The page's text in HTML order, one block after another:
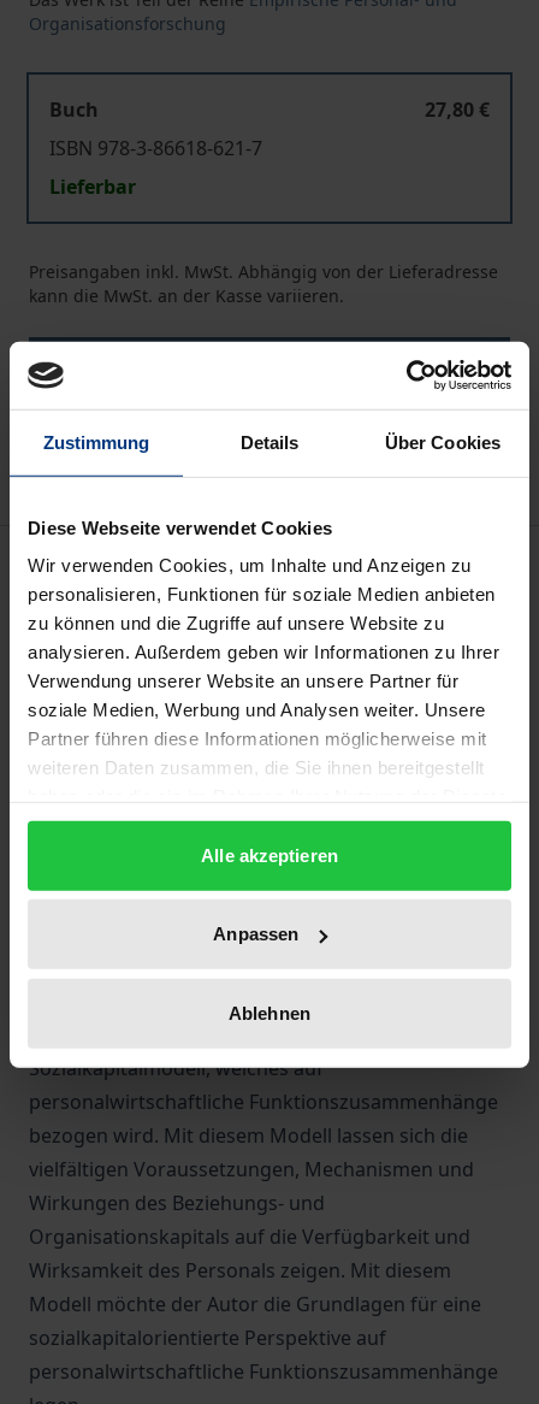
Zustimmung Details Über Cookies
Diese Webseite verwendet Cookies
Wir verwenden Cookies, um Inhalte und Anzeigen zu
personalisieren, Funktionen für soziale Medien anbieten
zu können und die Zugriffe auf unsere Website zu
analysieren. Außerdem geben wir Informationen zu Ihrer
Verwendung unserer Website an unsere Partner für
soziale Medien, Werbung und Analysen weiter. Unsere
Partner führen diese Informationen möglicherweise mit
weiteren Daten zusammen, die Sie ihnen bereitgestellt
gesammelt haben.
Alle akzeptieren
Anpassen
Ablehnen
Organisationsforschung
Buch
27,80 €
ISBN 978-3-86618-621-7
Lieferbar
Preisangaben inkl. MwSt. Abhängig von der Lieferadresse
kann die MwSt. an der Kasse variieren.
Zur Wunschliste hinzufügen
Hinweise zu Versandkosten
Beschreibung
In Theorie und Praxis der Personalwirtschaft
werden die vielfältigen und zum Teil sehr
nachhaltigen Wirkungen des in
intraorganisationalen Netzwerken eingebetteten
Sozialkapitals auf personalwirtschaftlich relevante
einer Analyse vorhandener Konzepte und
empirischer Erkenntnisse aus verschiedenen
Forschungsbereichen, wie der Sozialkapital-,
sozialen Netzwerk-, Interaktions-,
Tauschgerechtigkeits- und Vertrauensforschung, ein
Sozialkapitalmodell, welches auf
personalwirtschaftliche Funktionszusammenhänge
bezogen wird. Mit diesem Modell lassen sich die
vielfältigen Voraussetzungen, Mechanismen und
Wirkungen des Beziehungs- und
Organisationskapitals auf die Verfügbarkeit und
Wirksamkeit des Personals zeigen. Mit diesem
Modell möchte der Autor die Grundlagen für eine
sozialkapitalorientierte Perspektive auf
personalwirtschaftliche Funktionszusammenhänge